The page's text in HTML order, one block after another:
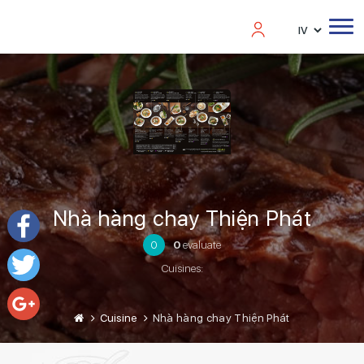
Facebook
Twitter
Google+
Nhà hàng chay Thiện Phát
0 0evaluate
Cuisines:
Cuisine Nhà hàng chay Thiện Phát